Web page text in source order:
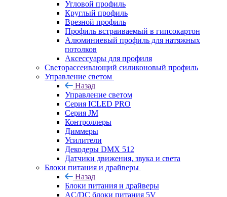
Угловой профиль
Круглый профиль
Врезной профиль
Профиль встраиваемый в гипсокартон
Алюминиевый профиль для натяжных
потолков
Аксессуары для профиля
Светорассеивающий силиконовый профиль
Управление светом
Назад
Управление светом
Серия ICLED PRO
Серия JM
Контроллеры
Диммеры
Усилители
Декодеры DMX 512
Датчики движения, звука и света
Блоки питания и драйверы
Назад
Блоки питания и драйверы
AC/DC блоки питания 5V